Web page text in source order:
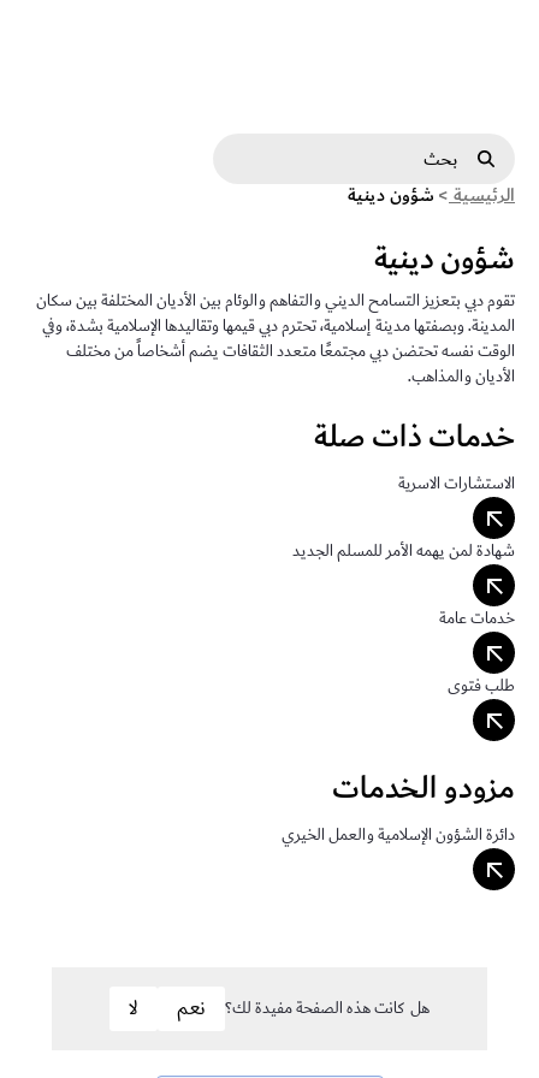
شريط البحث
الرئيسية>شؤون دينية
شؤون دينية
تقوم دبي بتعزيز التسامح الديني والتفاهم والوئام بين الأديان المختلفة بين سكان
المدينة. وبصفتها مدينة إسلامية، تحترم دبي قيمها وتقاليدها الإسلامية بشدة، وفي
الوقت نفسه تحتضن دبي مجتمعًا متعدد الثقافات يضم أشخاصاً من مختلف
الأديان والمذاهب.
خدمات ذات صلة
الاستشارات الاسرية
arrow_outward
شهادة لمن يهمه الأمر للمسلم الجديد
arrow_outward
خدمات عامة
arrow_outward
طلب فتوى
arrow_outward
مزودو الخدمات
دائرة الشؤون الإسلامية والعمل الخيري
arrow_outward
هل كانت هذه الصفحة مفيدة لك؟